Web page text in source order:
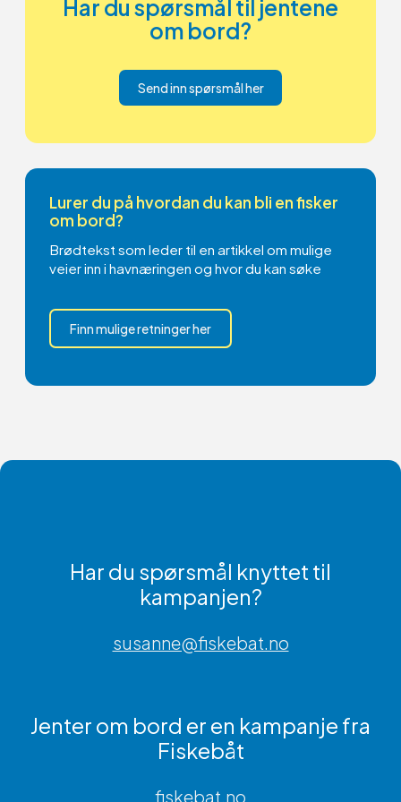
Har du spørsmål til jentene
om bord?
Send inn spørsmål her
Lurer du på hvordan du kan bli en fisker
om bord?
Brødtekst som leder til en artikkel om mulige
veier inn i havnæringen og hvor du kan søke
Finn mulige retninger her
Har du spørsmål knyttet til
kampanjen?
susanne@fiskebat.no
Jenter om bord er en kampanje fra
Fiskebåt
fiskebat.no